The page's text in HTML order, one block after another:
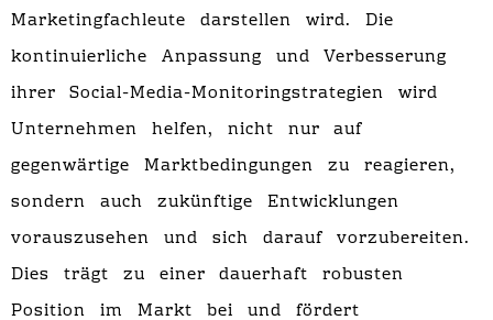
Marketingfachleute darstellen wird. Die
kontinuierliche Anpassung und Verbesserung
ihrer Social-Media-Monitoringstrategien wird
Unternehmen helfen, nicht nur auf
gegenwärtige Marktbedingungen zu reagieren,
sondern auch zukünftige Entwicklungen
vorauszusehen und sich darauf vorzubereiten.
Dies trägt zu einer dauerhaft robusten
Position im Markt bei und fördert